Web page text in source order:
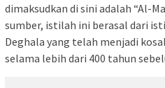
dimaksudkan di sini adalah “Al-
sumber, istilah ini berasal dari
Deghala yang telah menjadi
selama lebih dari 400 tahun